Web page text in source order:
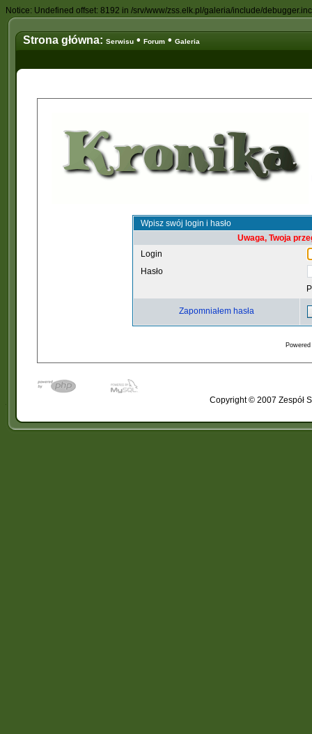
Notice: Undefined offset: 8192 in /srv/www/zss.elk.pl/galeria/include/
Strona główna: Serwisu • Forum • Galeria
Wpisz swój login i hasło
Uwaga, Twoja
Login
Hasło
Zapomniałem hasła
Copyright © 2007 Zespół